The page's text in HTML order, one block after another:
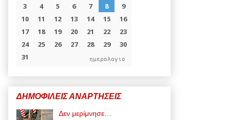
ημερολογιο
ΔΗΜΟΦΙΛΕΙΣ ΑΝΑΡΤΗΣΕΙΣ
Δεν μερίμνησε…